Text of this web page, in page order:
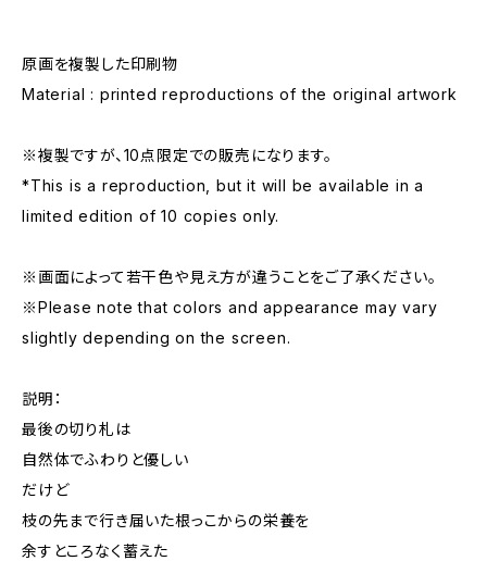
原画を複製した印刷物
Material : printed reproductions of the original artwork
※複製ですが、10点限定での販売になります。
*This is a reproduction, but it will be available in a
limited edition of 10 copies only.
※画面によって若干色や見え方が違うことをご了承ください。
※Please note that colors and appearance may vary
slightly depending on the screen.
説明：
最後の切り札は
自然体でふわりと優しい
だけど
枝の先まで行き届いた根っこからの栄養を
余すところなく蓄えた